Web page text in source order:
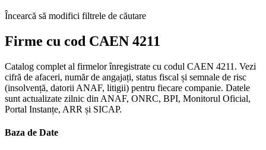
Încearcă să modifici filtrele de căutare
Firme cu cod CAEN 4211
Catalog complet al firmelor înregistrate cu codul CAEN 4211. Vezi
cifră de afaceri, număr de angajați, status fiscal și semnale de risc
(insolvență, datorii ANAF, litigii) pentru fiecare companie. Datele
sunt actualizate zilnic din ANAF, ONRC, BPI, Monitorul Oficial,
Portal Instanțe, ARR și SICAP.
Baza de Date